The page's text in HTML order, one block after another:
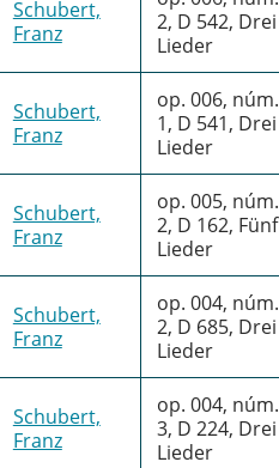
Schubert,
Franz
2, D 542, Drei
Lieder
Schubert,
Franz
op. 006, núm.
1, D 541, Drei
Lieder
Schubert,
Franz
op. 005, núm.
2, D 162, Fünf
Lieder
Schubert,
Franz
op. 004, núm.
2, D 685, Drei
Lieder
Schubert,
Franz
op. 004, núm.
3, D 224, Drei
Lieder